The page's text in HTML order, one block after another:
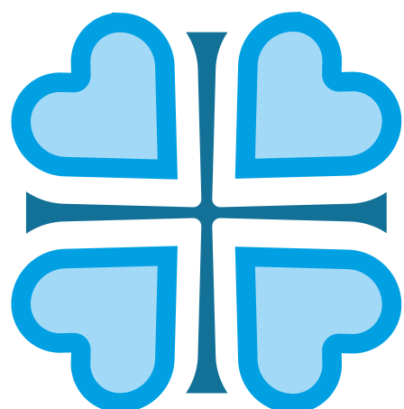
АРДАТОВСКАЯ И АТЯШЕВСКАЯ
ГЛАВНАЯ МИТРОПОЛИИ АРДАТОВСКАЯ И АТЯШЕВСКАЯ
Епархией управляет епископ Ардатовский и
Атяшевский Мелетий.
ОСНОВНЫЕ НАПРАВЛЕНИЯ
РАБОТЫ
Социальное служение
Социальный отдел епархии